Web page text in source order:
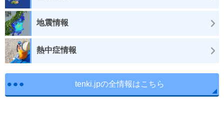
地震情報
熱中症情報
tenki.jpの全情報はこちら